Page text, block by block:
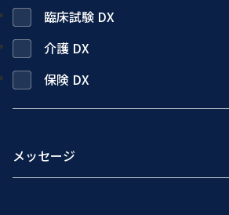
臨床試験 DX
介護 DX
保険 DX